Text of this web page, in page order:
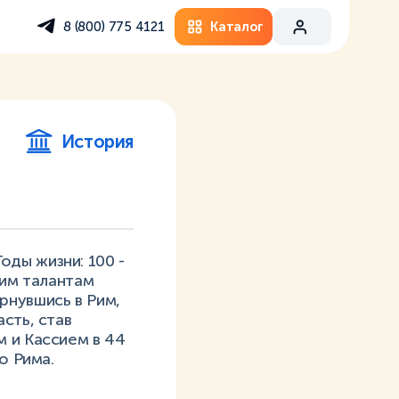
8 (800) 775 4121 Каталог
История
жизни: 100 -
талантам
в Рим,
став
и Кассием в 44
Рима.